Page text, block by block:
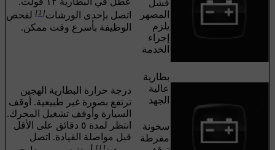
فشل
المصهر
يلزم
إجراء
الخدمة
اتصل بإحدى الورشات[1]
لفحص
الوظيفة بأسرع وقت ممكن.
بطارية
عالية
الجهد
سخونة
مفرطة
درجة حرارة البطارية الهجين
ترتفع بصورة غير طبيعية. أوقف
السيارة وأوقف تشغيل المحرك.
انتظر لمدة ٥ دقائق
على الأقل
قبل مواصلة القيادة. اتصل
[1]